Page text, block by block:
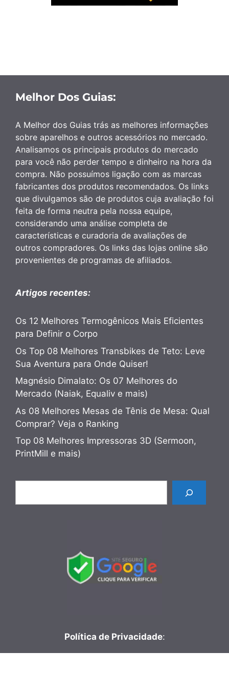
Melhor Dos Guias:
A Melhor dos Guias trás as melhores informações
sobre aparelhos e outros acessórios no mercado.
Analisamos os principais produtos do mercado
para você não perder tempo e dinheiro na hora da
compra. Não possuímos ligação com as marcas
fabricantes dos produtos recomendados. Os links
que divulgamos são de produtos cuja avaliação foi
feita de forma neutra pela nossa equipe,
considerando uma análise completa de
características e curadoria de avaliações de
outros compradores. Os links das lojas online são
provenientes de programas de afiliados.
Artigos recentes:
Os 12 Melhores Termogênicos Mais Eficientes
para Definir o Corpo
Os Top 08 Melhores Transbikes de Teto: Leve
Sua Aventura para Onde Quiser!
Magnésio Dimalato: Os 07 Melhores do
Mercado (Naiak, Equaliv e mais)
As 08 Melhores Mesas de Tênis de Mesa: Qual
Comprar? Veja o Ranking
Top 08 Melhores Impressoras 3D (Sermoon,
PrintMill e mais)
Política de Privacidade: